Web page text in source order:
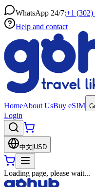
WhatsApp 24/7:+1 (302)
Help and contact
HomeAbout UsBuy eSIM
Login
中文 USD
Loading page, please wait...